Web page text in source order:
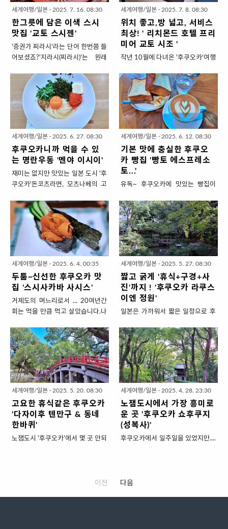
장어덮밥 한그릇만 딸랑~ 줘도 그
릇까지 핥아먹고 올 수 있습..
연못뷰를 가진 다다미방 찾집 '오사
카 나라의 야나기말차..
요리입니다.양념이 간장과 설탕 베
인 입맛에도 잘 맞고마블링이 어마
무시한 일본 소고기가 더해지니 맛
없을 수 없는,,,, 맛있는 요리입니다.
단점은 비싼 가격 뿐!!오사카 난바
저렴하면 삼만원대부터 시작해서
십만원이 훌쩍 넘는 집도 있고,비싼
데 무제한이라 가성비가 좋다는 집
도 있습니다.근데 무제한이라고 해
서 허리띠 좀 풀어놓고 먹을라치면
늦게 갖다준다더라~ 2번째부터는
고..
에는 원래 계획에 없었는데 호텔 근
니다.시골아줌마라서 서울의 블루
보틀을 갈 일도 없으니 여기서라도
마셔보자....어차피 1일 1라떼를 해
고야 마는 아줌마 이기도하니....운
감성이 한스푼 진하게 담긴 매장인
데요.바쁜 여행 일정 속에서 잠깐이
지만 차분하게 쉬고 와서 이웃님들
에게도 추천합니다. 옛 전통 가옥에
서 즐기는 맛있는 커피 '블루보틀 교
토(롯카쿠)' 예전에 블루보틀은 난젠
지 근처에 한곳에만 ..
세계여행/일본 · 2025. 7. 16. 08:30
한그릇에 담은 이색 스시
맛집 '교토 스시젠'
'증권가 찌라시'라는 단어 한번쯤 들
어보셨죠?'지라시(찌라시)'는 원래
로 광고로 뿌리는 종이전단지를 뜻
합니다.그런데 이게 음식과 무슨 관
련이 있을까요?우리가 너무 잘 알고
있는 그 스시 .. 말고 '지라시스시'라
는 것이 있습니다.밥을 깔고 그 위에
회를 '뿌리듯~ 흩트러 놓은' 음식을
로 미슐랭에서 인정받은 맛집이 있
습니다.빕구르망으로 수상한 곳이
라 가격도 저렴해서 더더욱 좋았던
맛집입니다.스시라서 익숙하면서도
께 있는 곳.아주 맛있으니 꼭 한번
경험해보세요. 한그릇에 담은 이색
스시 맛집 '교토 스시젠' 교토에 도
착하자마자 첫끼로 선택한 곳은 지
라시스시로 유명한 '스시젠'이었습
니..
세계여행/일본 · 2025. 7. 8. 08:30
위치 좋고,방 넓고, 서비스
최상! ' 리치몬드 호텔 프리
미어 교토 시조 '
작년 10월에 다녀온 '후쿠오카'여행
부터 올해 2월에 다녀온 '교토_오사
카'여행기 시작합니다.친언니 3명
과 조카 1명 4명이서 교토2박, 오사
카 3박 여행 다녀왔는데요.일행 중
까탈~인이 2명이 있어서 호텔을 신
중하게 골랐습니다.일본 호텔은 없
크기가 좁디~좁디~좁디~좁기로 악
명이 높습니다.물론 돈을 많이 지불
하면 넓은 방을 고를 수 있습니다.그
런데 교토는 호텔 가성비가 너무 좋
내립니다.오사카나 도쿄대비 같은
가격인데 교토의 호텔방이 훨씬 큽
니다.택시 기사님 말씀드로은 교토
는 호텔이 포화상태라고 하더니.. 경
쟁이 너무 세서 그런지 몰라도교토
의 호텔은 방이 크고 쾌적하며.. 플
러스 알파의 서비스를 갖추..
세계여행/일본 · 2025. 6. 27. 08:30
후쿠오카니까 먹을 수 있
는 명란우동 '멘야 이시이'
재미는 없지만 맛있는 일본 도시 '후
쿠오카'돈코츠라면, 모츠나베의 고
갈'이 가장 인상적이지 않을까 싶습
니다.아이부터 어른까지 잘 아는 음
식이자 동네 편의점에서도 살 수 있
는 익숙한 음식이기 때문이죠.밑반
찬부터 국,찌개, 빵, 덮밥, 우동, 파스
타.. 한국인 밥상에 아주 다양한 모
음식도 맛있게 잘 드실 것 같아 소개
합니다.후쿠오카의 질 좋은 명란젓
을 올린 '비빔우동'이 유명한 '멘야
이시이'인데요.모습도 맛도 고급져
~~~~ 후쿠오카니까 먹을 수 있는
우동 '멘야 이시이' 하카타역에서 도
보 5분. 호텔들 빌딩 사이에 건물 1
층에 '멘야이시이'가 있습니다.줄 좀
안서보겠다고 일찍 갔더니... '일찍
부터 줄..
세계여행/일본 · 2025. 6. 12. 08:30
기본 맛에 충실한 후쿠오
카 빵집 '빵토 에스프레소
토...'
유독~ 후쿠오카에 맛있는 빵집이
집마다 시그니처 빵이 있는데요.다
코멧카는 매장에서 숯불을 피워 구
운 소세지가 들어간 소세지빵~빵스
톡은 발효기술이 한국 서점까지 알
려진 하드~~한 빵풀풀하카타는 자
그마치 '명란바게트의 원조'불랑주
한 크로와상~이름만 들어도 군침이
도는데 직접 가서보시면 화려한 비
쥬얼에 눈 돌아갑니다.이 쟁쟁한 경
쟁 속에서 평범한 비쥬얼로 줄을 서
에스프레소토 Bread, Espresso &
'입니다.일본 전국에 10여개쯤 있는
빵집입니다만 공장맛이 아니라 개
인 빵집처럼 맛있어요.이집의 대표
빵은 '식빵'으로 벽돌같이 아무런 미
적 매력은 없습니다만. 상.당.히 맛
있습니다.가게 이름 '빵토 에스프..
세계여행/일본 · 2025. 6. 4. 00:35
두툼~신선한 후쿠오카 맛
집 '스시사카바 사시스'
거제도의 며느리로서 ... 20여년간
회는 먹을 만큼 먹고 살았습니다.나
소 회에 대한 갈증이 없는 터라 일본
에서 '스시'를 꼭 먹고 올 계획은 아
니었습니다.그런데 후쿠오카에서 6
일차쯤 되니 음식종류별로 먹을 만
큼 먹어서 '스시'를 먹어보기로 했습
니다.회부심이 있었던 만큼 구글후
사스시'로 갔고요.가게 이름 길다 길
어~사카바가 술집이라는 뜻인
데..'스시사카바 사스시'라고 하면
술도 파는 스시집 '사스시'인듯 합니
다.하카타 버스터미널 건물에 있으
세계여행/일본 · 2025. 5. 27. 08:30
짧고 굵게 '휴식+구경+사
진'까지 ! '후쿠오카 라쿠스
이엔 정원'
일본은 가까워서 짧은 일정으로 후
2시간이고 오사카가 1시간 40분인
데 비해 후쿠오카는 1시간20분이
면 도착하니뭐... 비행기 앉아서 설
레는 맴 진정 좀 시키고 유심칩 갈아
끼우면 도착이죠.공항에서 시내까
지는 택시로 10분도 안걸리니.. 이
도 않습니다.게다가 구경할게 딱히
없기 때문에 일정이 짧아도 아쉬울
것도 없으니 더더욱 짧은 일정지 여
행지로 후쿠오카를 선택하나 봅니
카타 시내 중심에 있어서 멀리 찾아
세계여행/일본 · 2025. 5. 20. 08:30
고요한 휴식같은 후쿠오카
'다자이후 텐만구 & 동네
한바퀴'
노잼도시 '후쿠오카'에서 몇 곳 안되
스입니다.이곳은 학문의 신 스가와
세계여행/일본 · 2025. 4. 28. 23:30
노잼도시에서 가장 흥미로
운 곳 '후쿠오카 쇼후쿠지
(성복사)'
후쿠오카에서 일주일을 있었지만....
다.그런데 말입니다. 전혀 노잼은 아
이전 다음